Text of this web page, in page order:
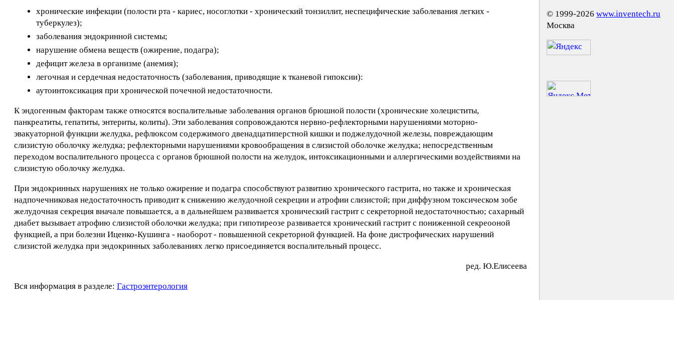
хронические инфекции (полости рта - кариес, носоглотки - хронический тонзиллит, неспецифические заболевания легких -
туберкулез);
заболевания эндокринной системы;
нарушение обмена веществ (ожирение, подагра);
дефицит железа в организме (анемия);
легочная и сердечная недостаточность (заболевания, приводящие к тканевой гипоксии):
аутоинтоксикация при хронической почечной недостаточности.
К эндогенным факторам также относятся воспалительные заболевания органов брюшной полости (хронические холециститы,
панкреатиты, гепатиты, энтериты, колиты). Эти заболевания сопровождаются нервно-рефлекторными нарушениями моторно-
эвакуаторной функции желудка, рефлюксом содержимого двенадцатиперстной кишки и поджелудочной железы, повреждающим
слизистую оболочку желудка; рефлекторными нарушениями кровообращения в слизистой оболочке желудка; непосредственным
переходом воспалительного процесса с органов брюшной полости на желудок, интоксикационными и аллергическими воздействиями на
слизистую оболочку желудка.
При эндокринных нарушениях не только ожирение и подагра способствуют развитию хронического гастрита, но также и хроническая
надпочечниковая недостаточность приводит к снижению желудочной секреции и атрофии слизистой; при диффузном токсическом зобе
желудочная секреция вначале повышается, а в дальнейшем развивается хронический гастрит с секреторной недостаточностью; сахарный
диабет вызывает атрофию слизистой оболочки желудка; при гипотиреозе развивается хронический гастрит с пониженной секреооной
функцией, а при болезни Иценко-Кушинга - наоборот - повышенной секреторной функцией. На фоне дистрофических нарушений
слизистой желудка при эндокринных заболеваниях легко присоединяется воспалительный процесс.
peд. Ю.Eлиceeвa
Вся информация в разделе: Гастроэнтерология
© 1999-2026 www.inventech.ru
Москва